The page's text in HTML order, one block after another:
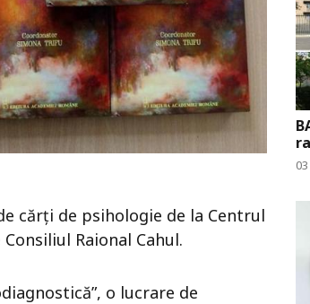
cărți de psihologie de la Centrul
Raional Cahul.
o lucrare de